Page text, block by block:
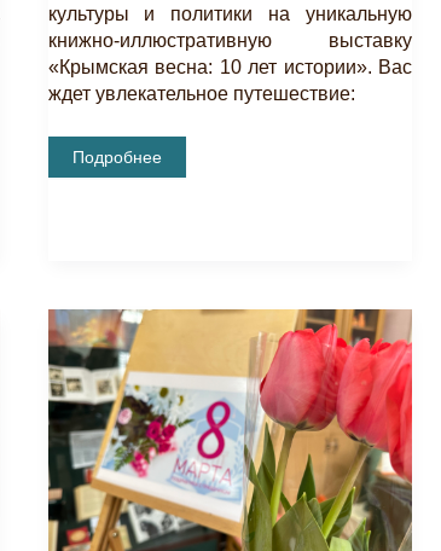
культуры и политики на уникальную
книжно-иллюстративную выставку
«Крымская весна: 10 лет истории». Вас
ждет увлекательное путешествие:
Открытие
Книжно-
Подробнее